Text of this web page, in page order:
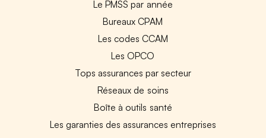
Le PMSS par année
Bureaux CPAM
Les codes CCAM
Les OPCO
Tops assurances par secteur
Réseaux de soins
Boîte à outils santé
Les garanties des assurances entreprises